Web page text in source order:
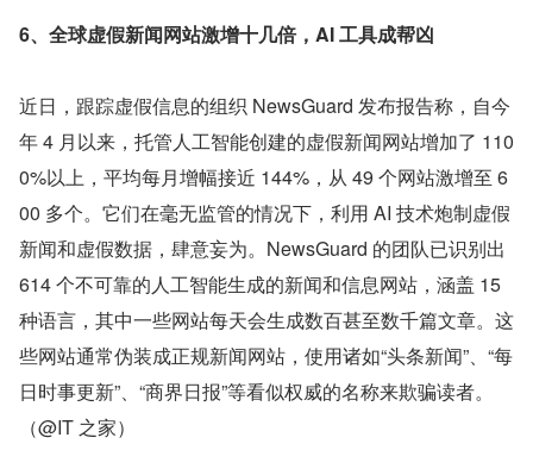
6、全球虚假新闻网站激增十几倍，AI 工具成帮凶
近日，跟踪虚假信息的组织 NewsGuard 发布报告称，自今
年 4 月以来，托管人工智能创建的虚假新闻网站增加了 110
0%以上，平均每月增幅接近 144%，从 49 个网站激增至 6
00 多个。它们在毫无监管的情况下，利用 AI 技术炮制虚假
新闻和虚假数据，肆意妄为。NewsGuard 的团队已识别出
614 个不可靠的人工智能生成的新闻和信息网站，涵盖 15
种语言，其中一些网站每天会生成数百甚至数千篇文章。这
些网站通常伪装成正规新闻网站，使用诸如“头条新闻”、“每
日时事更新”、“商界日报”等看似权威的名称来欺骗读者。
（@IT 之家）